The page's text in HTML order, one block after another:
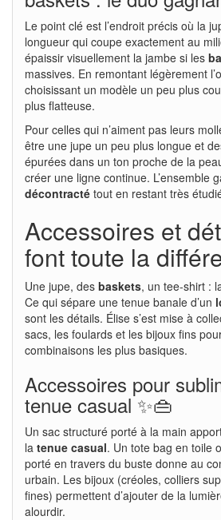
Le point clé est l’endroit précis où la
longueur qui coupe exactement au
épaissir visuellement la jambe si les
massives. En remontant légèrement
choisissant un modèle un peu plus
plus flatteuse.
Pour celles qui n’aiment pas leurs
être une jupe un peu plus longue et
épurées dans un ton proche de la
créer une ligne continue. L’ensemble
décontracté tout en restant très
Accessoires et
font toute la
Une jupe, des baskets, un tee-shirt :
Ce qui sépare une tenue banale d’un
sont les détails. Élise s’est mise à
sacs, les foulards et les bijoux fins
combinaisons les plus basiques.
Accessoires pour
tenue casual ✨👜
Un sac structuré porté à la main
la tenue casual. Un tote bag en toile
porté en travers du buste donne au
urbain. Les bijoux (créoles, colliers
fines) permettent d’ajouter de la
alourdir.